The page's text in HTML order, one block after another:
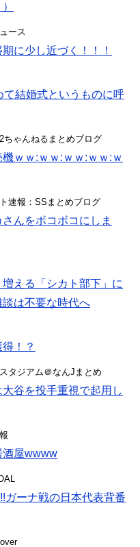
ース
に少し近づく！！！
結婚式というものに呼
ちゃんねるまとめブログ
ｗｗ:ｗｗ:ｗｗ:ｗｗ:ｗ
速報：SSまとめブログ
んをボコボコにしま
増える「シカト部下」に
談は不要な時代へ
！？
タジアム＠なんJまとめ
大谷を投手重視で起用し
酒屋wwww
ガーナ戦の日本代表背番